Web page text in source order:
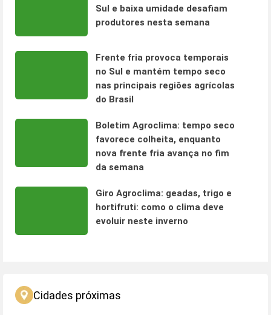
Sul e baixa umidade desafiam
produtores nesta semana
Frente fria provoca temporais
no Sul e mantém tempo seco
nas principais regiões agrícolas
do Brasil
Boletim Agroclima: tempo seco
favorece colheita, enquanto
nova frente fria avança no fim
da semana
Giro Agroclima: geadas, trigo e
hortifruti: como o clima deve
evoluir neste inverno
Cidades próximas